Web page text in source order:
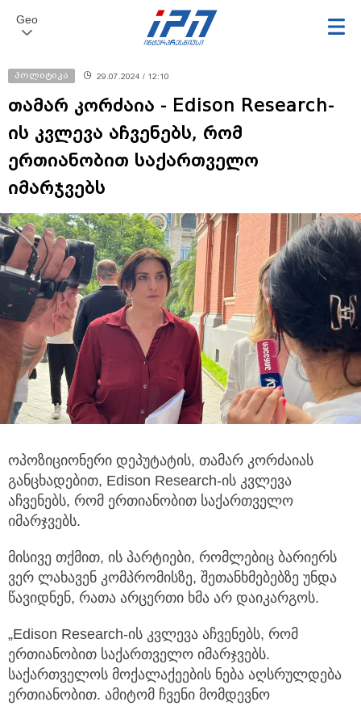
Geo
პოლიტიკა 29.07.2024 / 12:10
თამარ კორძაია - Edison Research-
ის კვლევა აჩვენებს, რომ
ერთიანობით საქართველო
იმარჯვებს
ოპოზიციონერი დეპუტატის, თამარ კორძაიას
განცხადებით, Edison Research-ის კვლევა
აჩვენებს, რომ ერთიანობით საქართველო
იმარჯვებს.
მისივე თქმით, ის პარტიები, რომლებიც ბარიერს
ვერ ლახავენ კომპრომისზე, შეთანხმებებზე უნდა
წავიდნენ, რათა არცერთი ხმა არ დაიკარგოს.
„Edison Research-ის კვლევა აჩვენებს, რომ
ერთიანობით საქართველო იმარჯვებს.
საქართველოს მოქალაქეების ნება აღსრულდება
ერთიანობით. ამიტომ ჩვენი მომდევნო